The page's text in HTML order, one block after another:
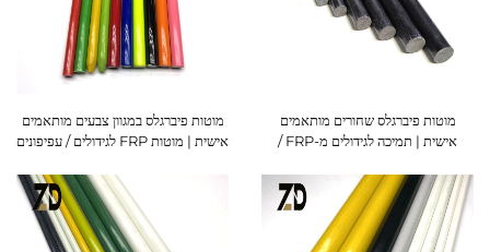
מוטות פיברגלס שחורים מותאמים
אישית | תמיכה לגידולים מ-FRP /
מוטות פיברגלס במגוון צבעים מותאמים
אישית | מוטות FRP לגידולים / עפיפונים